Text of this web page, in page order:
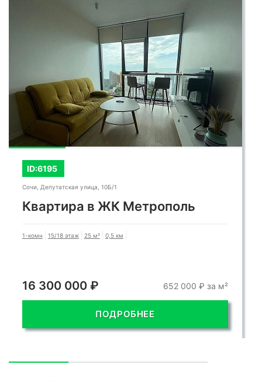
ID:6195
Сочи, Депутатская улица, 10Б/1
Квартира в ЖК Метрополь
1-комн 15/18 этаж 25 м² 0,5 км
16 300 000 ₽ 652 000 ₽ за м²
ПОДРОБНЕЕ